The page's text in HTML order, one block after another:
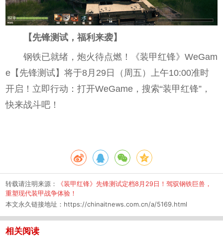
【先锋测试，福利来袭】
钢铁已就绪，炮火待点燃！《装甲红锋》WeGam
e【先锋测试】将于8月29日（周五）上午10:00准时
开启！立即行动：打开WeGame，搜索“装甲红锋”，
快来战斗吧！
转载请注明来源：
《装甲红锋》先锋测试定档8月29日！驾驭钢铁巨兽，
重塑现代装甲战争体验！
本文永久链接地址： https://chinaitnews.com.cn/a/5169.html
相关阅读